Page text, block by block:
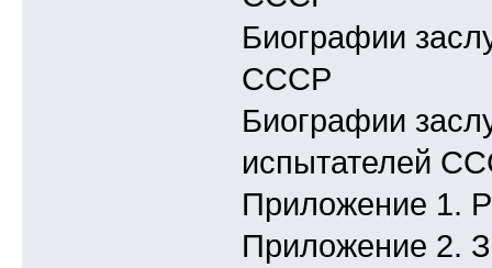
Биографии
СССР
Биографии
испытателей
Приложение 1.
Приложение 2.